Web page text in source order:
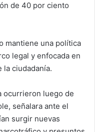
de 40 por ciento
mantiene una política
legal y enfocada en
la ciudadanía.
ocurrieron luego de
señalara ante el
surgir nuevas